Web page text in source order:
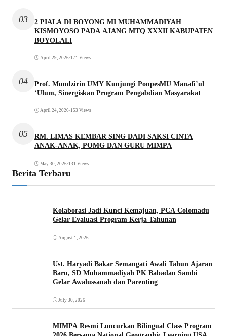
03
2 PIALA DI BOYONG MI MUHAMMADIYAH
KISMOYOSO PADA AJANG MTQ XXXII KABUPATEN
BOYOLALI
April 29, 2026•171 Views
04
Prof. Mundzirin UMY Kunjungi PonpesMU Manafi’ul
‘Ulum, Sinergiskan Program Pengabdian Masyarakat
April 24, 2026•153 Views
05
RM. LIMAS KEMBAR SING DADI SAKSI CINTA
ANAK-ANAK, POMG DAN GURU MIMPA
May 30, 2026•131 Views
Berita Terbaru
Kolaborasi Jadi Kunci Kemajuan, PCA Colomadu
Gelar Evaluasi Program Kerja Tahunan
August 1, 2026
Ust. Haryadi Bakar Semangati Awali Tahun Ajaran
Baru, SD Muhammadiyah PK Babadan Sambi
Gelar Awalussanah dan Parenting
July 30, 2026
MIMPA Resmi Luncurkan Bilingual Class Program